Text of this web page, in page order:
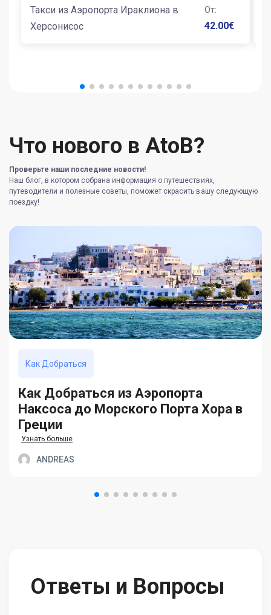
Такси из Аэропорта Ираклиона в
Херсонисос
От:
42.00€
Что нового в AtoB?
Проверьте наши последние новости!
Наш блог, в котором собрана информация о путешествиях,
путеводители и полезные советы, поможет скрасить вашу следующую
поездку!
Как Добраться
Как Добраться из Аэропорта
Наксоса до Морского Порта Хора в
Греции
Узнать больше
ANDREAS
Ответы и Вопросы